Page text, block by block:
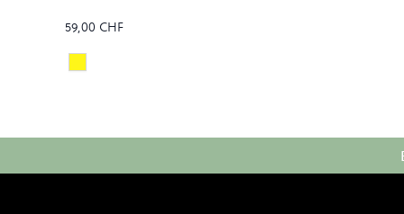
59,00 CHF
Colour
SUNSPELL